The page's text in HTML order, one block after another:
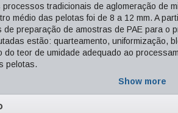
processos tradicionais de aglomeração de
médio das pelotas foi de 8 a 12 mm. A
de preparação de amostras de PAE para o
estão: quarteamento, uniformização,
do teor de umidade adequado ao
pelotas.
Show more